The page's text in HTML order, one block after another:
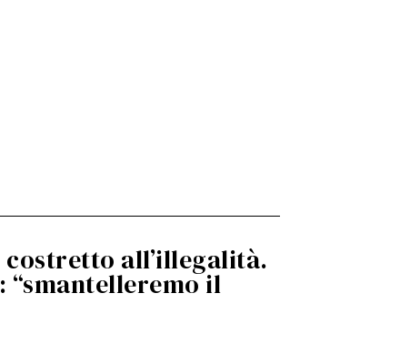
all’illegalità.
“smantelleremo il